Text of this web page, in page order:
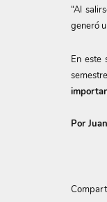
“Al
generó
En este
Por